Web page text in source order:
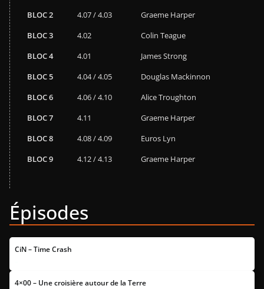
BLOC 2
4.07 / 4.03
Graeme Harper
BLOC 3
4.02
Colin Teague
BLOC 4
4.01
James Strong
BLOC 5
4.04 / 4.05
Douglas Mackinnon
BLOC 6
4.06 / 4.10
Alice Troughton
BLOC 7
4.11
Graeme Harper
BLOC 8
4.08 / 4.09
Euros Lyn
BLOC 9
4.12 / 4.13 Graeme Harper
Épisodes
CiN – Time Crash
4×00 – Une croisière autour de la Terre